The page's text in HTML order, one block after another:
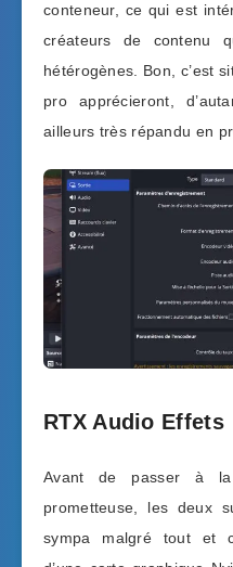
conteneur, ce qui est
créateurs de contenu
hétérogènes. Bon, c’est
pro apprécieront,
ailleurs très répandu en
RTX Audio Effets
Avant de passer à la
prometteuse, les deux
sympa malgré tout et